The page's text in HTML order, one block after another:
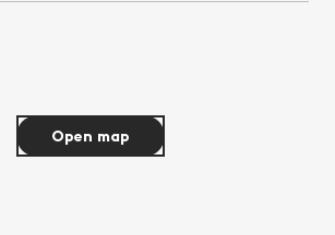
Open map